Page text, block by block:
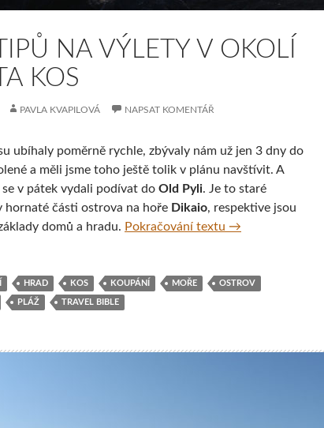
NA VÝLETY V OKOLÍ
KOS
PAVLA KVAPILOVÁ NAPSAT KOMENTÁŘ
ubíhaly poměrně rychle, zbývaly nám už jen 3 dny do
a měli jsme toho ještě tolik v plánu navštívit. A
v pátek vydali podívat do Old Pyli. Je to staré
hornaté části ostrova na hoře Dikaio, respektive jsou
domů a hradu. Pokračování textu Pár tipů na
→
HRAD KOS KOUPÁNÍ MOŘE OSTROV
PLÁŽ TRAVEL BIBLE